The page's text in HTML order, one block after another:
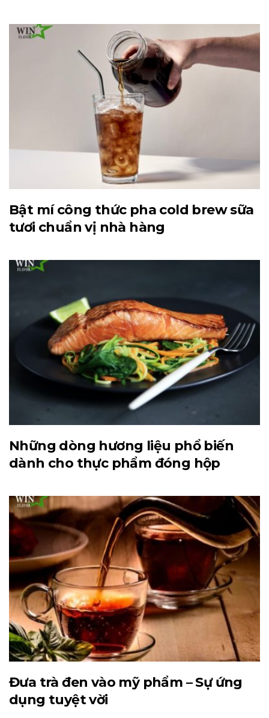
Bật mí công thức pha cold brew sữa
tươi chuẩn vị nhà hàng
Những dòng hương liệu phổ biến
dành cho thực phẩm đóng hộp
Đưa trà đen vào mỹ phẩm – Sự ứng
dụng tuyệt vời